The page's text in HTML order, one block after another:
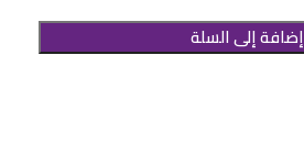
إضافة إلى السلة